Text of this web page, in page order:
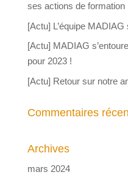
ses actions de formation
[Actu] L’équipe MADIAG
[Actu] MADIAG
pour 2023 !
[Actu] Retour sur notre
Commentaires
Archives
mars 2024